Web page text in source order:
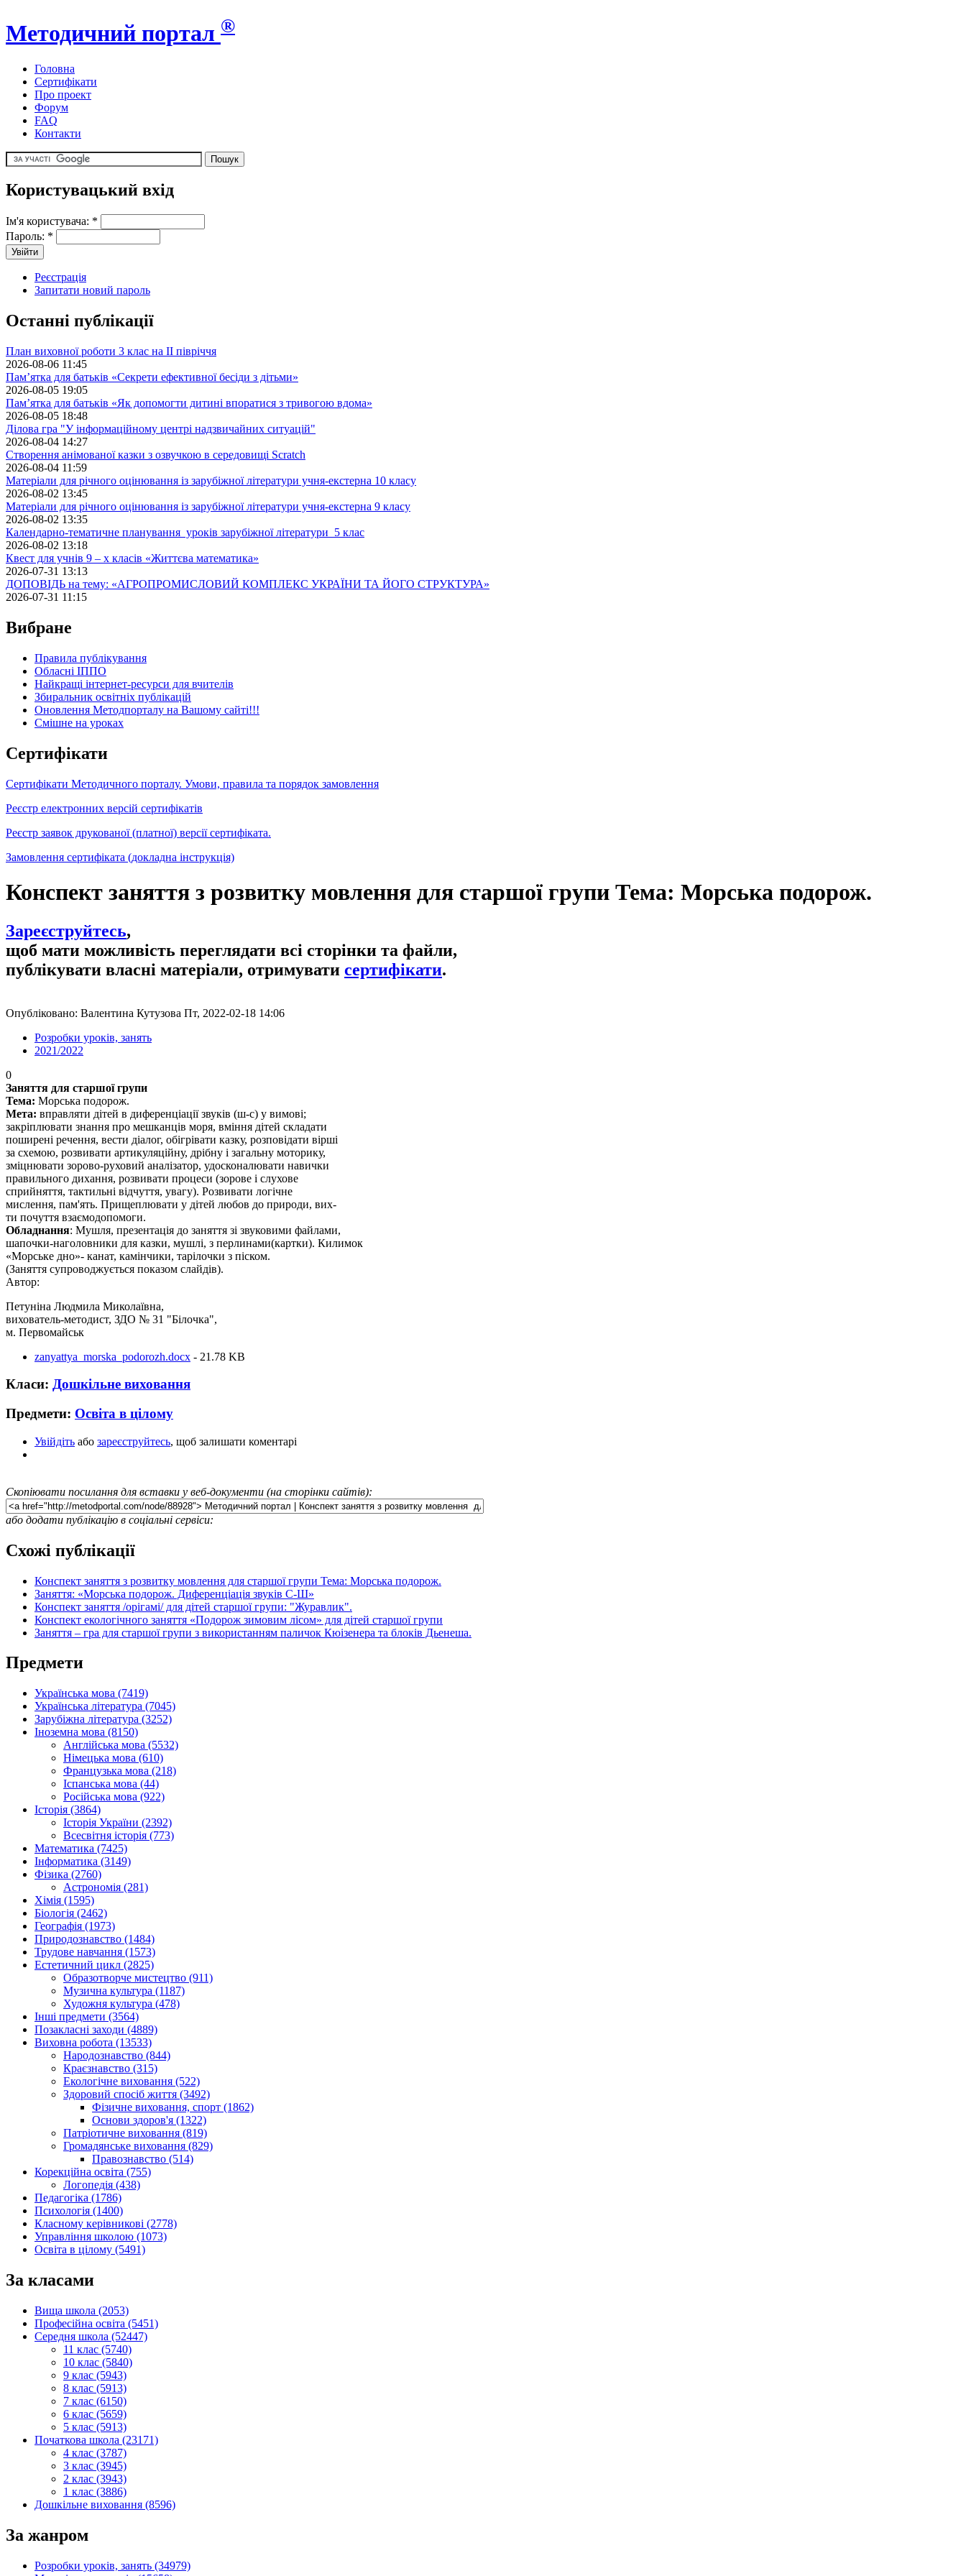
Методичний портал ®
Головна
Сертифікати
Про проект
Форум
FAQ
Контакти
Користувацький вхід
Ім'я користувача: *
Пароль: *
Реєстрація
Запитати новий пароль
Останні публікації
План виховної роботи 3 клас на II півріччя
2026-08-06 11:45
Пам’ятка для батьків «Секрети ефективної бесіди з дітьми»
2026-08-05 19:05
Пам’ятка для батьків «Як допомогти дитині впоратися з тривогою вдома»
2026-08-05 18:48
Ділова гра "У інформаційному центрі надзвичайних ситуацій"
2026-08-04 14:27
Створення анімованої казки з озвучкою в середовищі Scratch
2026-08-04 11:59
Матеріали для річного оцінювання із зарубіжної літератури учня-екстерна 10 класу
2026-08-02 13:45
Матеріали для річного оцінювання із зарубіжної літератури учня-екстерна 9 класу
2026-08-02 13:35
Календарно-тематичне планування уроків зарубіжної літератури 5 клас
2026-08-02 13:18
Квест для учнів 9 – х класів «Життєва математика»
2026-07-31 13:13
ДОПОВІДЬ на тему: «АГРОПРОМИСЛОВИЙ КОМПЛЕКС УКРАЇНИ ТА ЙОГО СТРУКТУРА»
2026-07-31 11:15
Вибране
Правила публікування
Обласні ІППО
Найкращі інтернет-ресурси для вчителів
Збиральник освітніх публікацій
Оновлення Методпорталу на Вашому сайті!!!
Cмішне на уроках
Сертифікати
Сертифікати Методичного порталу. Умови, правила та порядок замовлення
Реєстр електронних версій сертифікатів
Реєстр заявок друкованої (платної) версії сертифіката.
Замовлення сертифіката (докладна інструкція)
Конспект заняття з розвитку мовлення для старшої групи Тема: Морська подорож.
Зареєструйтесь,
щоб мати можливість переглядати всі сторінки та файли,
публікувати власні матеріали, отримувати сертифікати.
Опубліковано: Валентина Кутузова Пт, 2022-02-18 14:06
Розробки уроків, занять
2021/2022
0
Заняття для старшої групи
Тема: Морська подорож.
Мета: вправляти дітей в диференціації звуків (ш-с) у вимові;
закріплювати знання про мешканців моря, вміння дітей складати
поширені речення, вести діалог, обігрівати казку, розповідати вірші
за схемою, розвивати артикуляційну, дрібну і загальну моторику,
зміцнювати зорово-руховий аналізатор, удосконалювати навички
правильного дихання, розвивати процеси (зорове і слухове
сприйняття, тактильні відчуття, увагу). Розвивати логічне
мислення, пам'ять. Прищеплювати у дітей любов до природи, вих-
ти почуття взаємодопомоги.
Обладнання: Мушля, презентація до заняття зі звуковими файлами,
шапочки-наголовники для казки, мушлі, з перлинами(картки). Килимок
«Морське дно»- канат, камінчики, тарілочки з піском.
(Заняття супроводжується показом слайдів).
Автор:
Петуніна Людмила Миколаївна,
вихователь-методист, ЗДО № 31 "Білочка",
м. Первомайськ
zanyattya_morska_podorozh.docx - 21.78 KB
Класи: Дошкільне виховання
Предмети: Освіта в цілому
Увійдіть або зареєструйтесь, щоб залишати коментарі
Скопіювати посилання для вставки у веб-документи (на сторінки сайтів):
або додати публікацію в соціальні сервіси:
Схожі публікації
Конспект заняття з розвитку мовлення для старшої групи Тема: Морська подорож.
Заняття: «Морська подорож. Диференціація звуків С-Ш»
Конспект заняття /орігамі/ для дітей старшої групи: "Журавлик".
Конспект екологічного заняття «Подорож зимовим лісом» для дітей старшої групи
Заняття – гра для старшої групи з використанням паличок Кюізенера та блоків Дьенеша.
Предмети
Українська мова (7419)
Українська література (7045)
Зарубіжна література (3252)
Іноземна мова (8150)
Англійська мова (5532)
Німецька мова (610)
Французька мова (218)
Іспанська мова (44)
Російська мова (922)
Історія (3864)
Історія України (2392)
Всесвітня історія (773)
Математика (7425)
Інформатика (3149)
Фізика (2760)
Астрономія (281)
Хімія (1595)
Біологія (2462)
Географія (1973)
Природознавство (1484)
Трудове навчання (1573)
Естетичний цикл (2825)
Образотворче мистецтво (911)
Музична культура (1187)
Художня культура (478)
Інші предмети (3564)
Позакласні заходи (4889)
Виховна робота (13533)
Народознавство (844)
Краєзнавство (315)
Екологічне виховання (522)
Здоровий спосіб життя (3492)
Фізичне виховання, спорт (1862)
Основи здоров'я (1322)
Патріотичне виховання (819)
Громадянське виховання (829)
Правознавство (514)
Корекційна освіта (755)
Логопедія (438)
Педагогіка (1786)
Психологія (1400)
Класному керівникові (2778)
Управління школою (1073)
Освіта в цілому (5491)
За класами
Вища школа (2053)
Професійна освіта (5451)
Середня школа (52447)
11 клас (5740)
10 клас (5840)
9 клас (5943)
8 клас (5913)
7 клас (6150)
6 клас (5659)
5 клас (5913)
Початкова школа (23171)
4 клас (3787)
3 клас (3945)
2 клас (3943)
1 клас (3886)
Дошкільне виховання (8596)
За жанром
Розробки уроків, занять (34979)